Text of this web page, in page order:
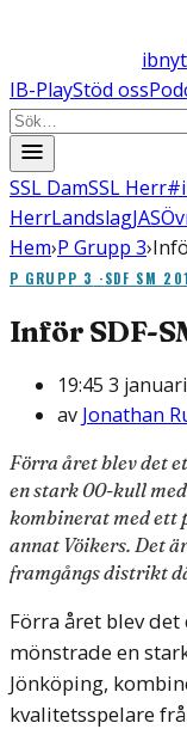
IB-PlayStöd oss
SSL DamSSL Herr
HerrLandslagJAS
Hem›P Grupp 3›
P GRUPP 3 ·SDF SM
Inför SDF-
19:45 3
av Jonathan
Förra året blev det
en stark 00-kull
kombinerat med ett
annat Vöikers. Det
framgångs distrikt
Förra året blev
mönstrade en
Jönköping,
kvalitetsspelare